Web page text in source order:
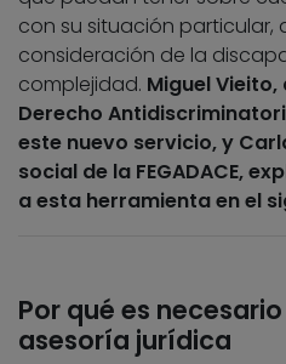
con su situación particular,
consideración de la
complejidad. Miguel
Derecho
este nuevo servicio, y
social de la FEGADACE,
a esta herramienta en el
Por qué es
asesoría jurídica